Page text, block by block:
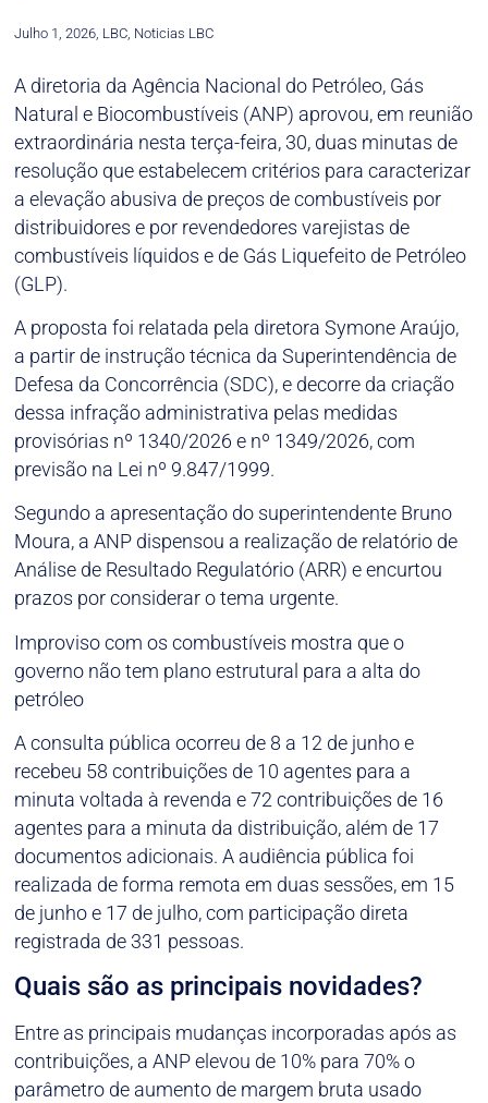
Julho 1, 2026, LBC, Noticias LBC
A diretoria da Agência Nacional do Petróleo, Gás
Natural e Biocombustíveis (ANP) aprovou, em reunião
extraordinária nesta terça-feira, 30, duas minutas de
resolução que estabelecem critérios para caracterizar
a elevação abusiva de preços de combustíveis por
distribuidores e por revendedores varejistas de
combustíveis líquidos e de Gás Liquefeito de Petróleo
(GLP).
A proposta foi relatada pela diretora Symone Araújo,
a partir de instrução técnica da Superintendência de
Defesa da Concorrência (SDC), e decorre da criação
dessa infração administrativa pelas medidas
provisórias nº 1340/2026 e nº 1349/2026, com
previsão na Lei nº 9.847/1999.
Segundo a apresentação do superintendente Bruno
Moura, a ANP dispensou a realização de relatório de
Análise de Resultado Regulatório (ARR) e encurtou
prazos por considerar o tema urgente.
Improviso com os combustíveis mostra que o
governo não tem plano estrutural para a alta do
petróleo
A consulta pública ocorreu de 8 a 12 de junho e
recebeu 58 contribuições de 10 agentes para a
minuta voltada à revenda e 72 contribuições de 16
agentes para a minuta da distribuição, além de 17
documentos adicionais. A audiência pública foi
realizada de forma remota em duas sessões, em 15
de junho e 17 de julho, com participação direta
registrada de 331 pessoas.
Quais são as principais novidades?
Entre as principais mudanças incorporadas após as
contribuições, a ANP elevou de 10% para 70% o
parâmetro de aumento de margem bruta usado